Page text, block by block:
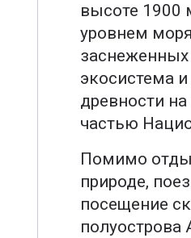
высоте 1900
уровнем
заснеженных
экосистема
древности
частью
Помимо
природе,
посещение
полуострова